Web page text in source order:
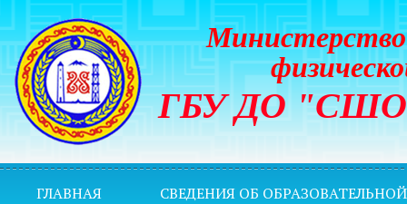
Министерство
ГБУ ДО "СШОР
ГЛАВНАЯ СВЕДЕНИЯ ОБ